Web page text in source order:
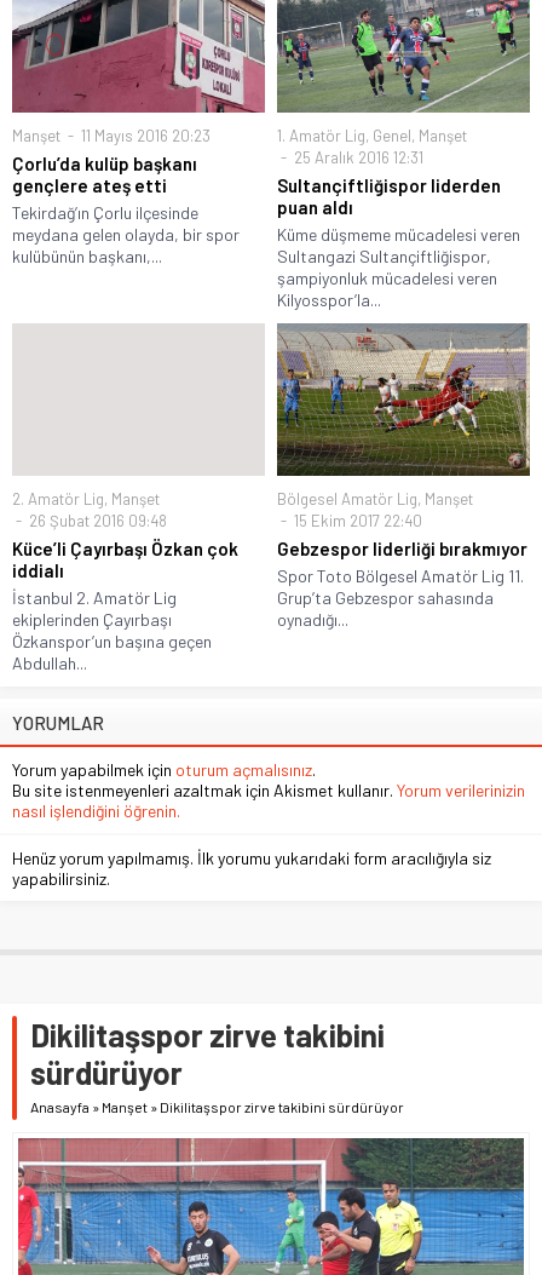
Manşet 11 Mayıs 2016 20:23
Çorlu’da kulüp başkanı
gençlere ateş etti
Tekirdağ’ın Çorlu ilçesinde
meydana gelen olayda, bir spor
kulübünün başkanı,...
1. Amatör Lig, Genel, Manşet
25 Aralık 2016 12:31
Sultançiftliğispor liderden
puan aldı
Küme düşmeme mücadelesi veren
Sultangazi Sultançiftliğispor,
şampiyonluk mücadelesi veren
Kilyosspor’la...
2. Amatör Lig, Manşet
26 Şubat 2016 09:48
Küce’li Çayırbaşı Özkan çok
iddialı
İstanbul 2. Amatör Lig
ekiplerinden Çayırbaşı
Özkanspor’un başına geçen
Abdullah...
Bölgesel Amatör Lig, Manşet
15 Ekim 2017 22:40
Gebzespor liderliği bırakmıyor
Spor Toto Bölgesel Amatör Lig 11.
Grup’ta Gebzespor sahasında
oynadığı...
YORUMLAR
Yorum yapabilmek için oturum açmalısınız.
Bu site istenmeyenleri azaltmak için Akismet kullanır. Yorum verilerinizin
nasıl işlendiğini öğrenin.
Henüz yorum yapılmamış. İlk yorumu yukarıdaki form aracılığıyla siz
yapabilirsiniz.
Dikilitaşspor zirve takibini
sürdürüyor
Anasayfa » Manşet » Dikilitaşspor zirve takibini sürdürüyor